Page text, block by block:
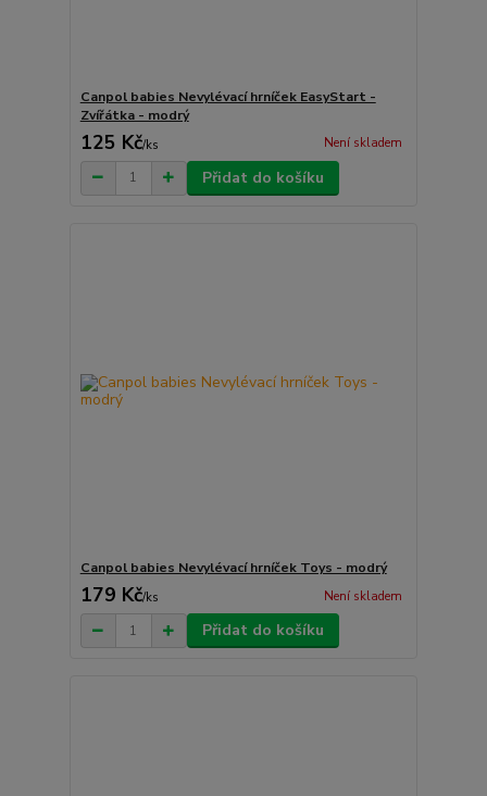
Canpol babies Nevylévací hrníček EasyStart -
Zvířátka - modrý
125 Kč/ks Není skladem
Přidat do košíku
Canpol babies Nevylévací hrníček Toys - modrý
179 Kč/ks Není skladem
Přidat do košíku